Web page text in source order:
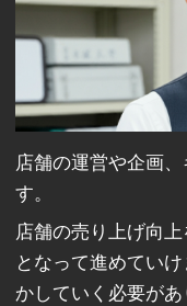
店舗の運営や企画
す。
店舗の売り上げ向
となって進めてい
かしていく必要が